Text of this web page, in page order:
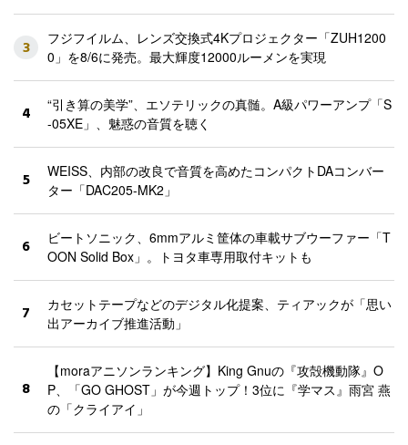
3
フジフイルム、レンズ交換式4Kプロジェクター「ZUH1200
0」を8/6に発売。最大輝度12000ルーメンを実現
4
“引き算の美学”、エソテリックの真髄。A級パワーアンプ「S
-05XE」、魅惑の音質を聴く
5
WEISS、内部の改良で音質を高めたコンパクトDAコンバー
ター「DAC205-MK2」
6
ビートソニック、6mmアルミ筐体の車載サブウーファー「T
OON Solid Box」。トヨタ車専用取付キットも
7
カセットテープなどのデジタル化提案、ティアックが「思い
出アーカイブ推進活動」
8
【moraアニソンランキング】King Gnuの『攻殻機動隊』O
P、「GO GHOST」が今週トップ！3位に『学マス』雨宮 燕
の「クライアイ」